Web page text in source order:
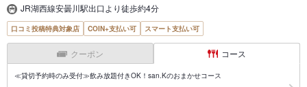
JR湖西線安曇川駅出口より徒歩約4分
口コミ投稿特典対象店 COIN+支払い可 スマート支払い可
クーポン コース
≪貸切予約時のみ受付≫飲み放題付きOK！san.Kのおまかせコース